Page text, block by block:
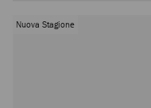
Nuova Stagione